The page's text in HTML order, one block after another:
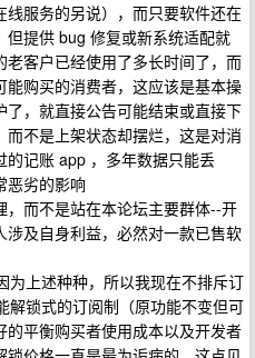
服务的另说），而只要软件还在
但提供 bug 修复或新系统适配就
客户已经使用了多长时间了，而
购买的消费者，这应该是基本操
，就直接公告可能结束或直接下
不是上架状态却摆烂，这是对消
的记账 app ，多年数据只能丢
恶劣的影响
，而不是站在本论坛主要群体--开
及自身利益，必然对一款已售软
为上述种种，所以我现在不排斥订
解锁式的订阅制（原功能不变但可
平衡购买者使用成本以及开发者